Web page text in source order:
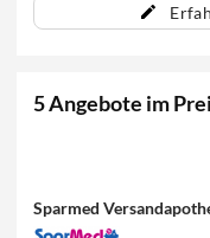
5 Angebote im
Sparmed